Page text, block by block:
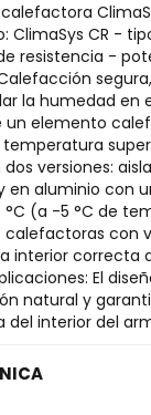
ClimaSys CR -
resistencia -
la humedad en
un elemento
temperatura
dos versiones:
en aluminio con
°C (a -5 °C de
calefactoras con
interior correcta
El
natural y
del interior del